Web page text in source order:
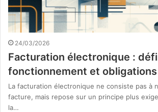
24/03/2026
Facturation électronique :
fonctionnement et obligations
La facturation électronique ne consiste pas à
facture, mais repose sur un principe plus
la…